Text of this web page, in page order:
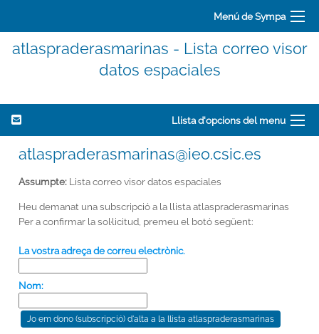
Menú de Sympa
atlaspraderasmarinas - Lista correo visor
datos espaciales
Llista d'opcions del menu
atlaspraderasmarinas@ieo.csic.es
Assumpte: Lista correo visor datos espaciales
Heu demanat una subscripció a la llista atlaspraderasmarinas
Per a confirmar la sol·licitud, premeu el botó següent:
La vostra adreça de correu electrònic.
Nom: